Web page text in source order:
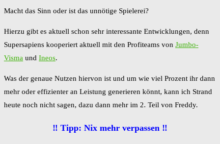
Macht das Sinn oder ist das unnötige Spielerei?
Hierzu gibt es aktuell schon sehr interessante Entwicklungen, denn
Supersapiens kooperiert aktuell mit den Profiteams von Jumbo-
Visma und Ineos.
Was der genaue Nutzen hiervon ist und um wie viel Prozent ihr dann
mehr oder effizienter an Leistung generieren könnt, kann ich Strand
heute noch nicht sagen, dazu dann mehr im 2. Teil von Freddy.
‼️ Tipp: Nix mehr verpassen ‼️